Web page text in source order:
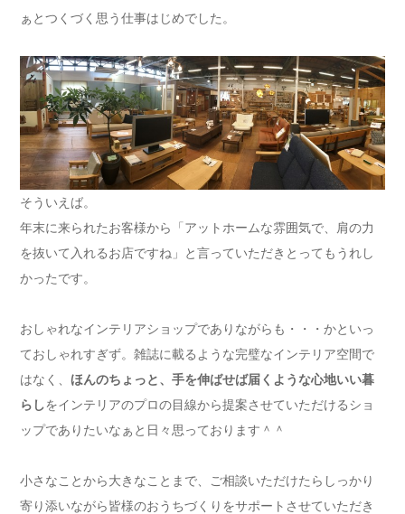
ぁとつくづく思う仕事はじめでした。
そういえば。
年末に来られたお客様から「アットホームな雰囲気で、肩の力
を抜いて入れるお店ですね」と言っていただきとってもうれし
かったです。
おしゃれなインテリアショップでありながらも・・・かといっ
ておしゃれすぎず。雑誌に載るような完璧なインテリア空間で
はなく、 ほんのちょっと、手を伸ばせば届くような心地いい暮
らしをインテリアのプロの目線から提案させていただけるショ
ップでありたいなぁと日々思っております＾＾
小さなことから大きなことまで、ご相談いただけたらしっかり
寄り添いながら皆様のおうちづくりをサポートさせていただき